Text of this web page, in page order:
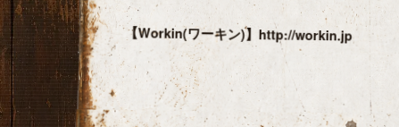
【Workin(ワーキン)】http://workin.jp